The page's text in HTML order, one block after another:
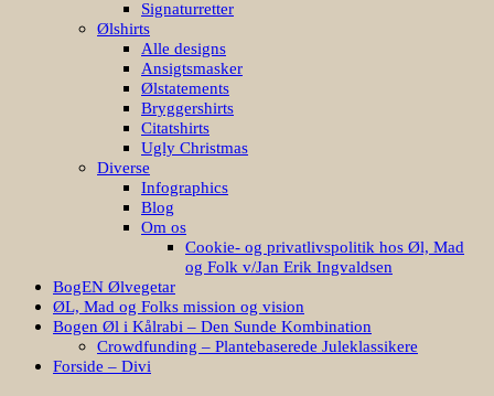
Signaturretter
Ølshirts
Alle designs
Ansigtsmasker
Ølstatements
Bryggershirts
Citatshirts
Ugly Christmas
Diverse
Infographics
Blog
Om os
Cookie- og privatlivspolitik hos Øl, Mad
og Folk v/Jan Erik Ingvaldsen
BogEN Ølvegetar
ØL, Mad og Folks mission og vision
Bogen Øl i Kålrabi – Den Sunde Kombination
Crowdfunding – Plantebaserede Juleklassikere
Forside – Divi